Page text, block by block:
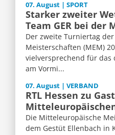
07. August | SPORT
Starker zweiter
Team GER bei der
Der zweite Turniertag
Meisterschaften (MEM)
vielversprechend für das
am Vormi...
07. August | VERBAND
RTL Hessen zu
Die Mitteleuropäische
dem Gestüt Ellenbach in